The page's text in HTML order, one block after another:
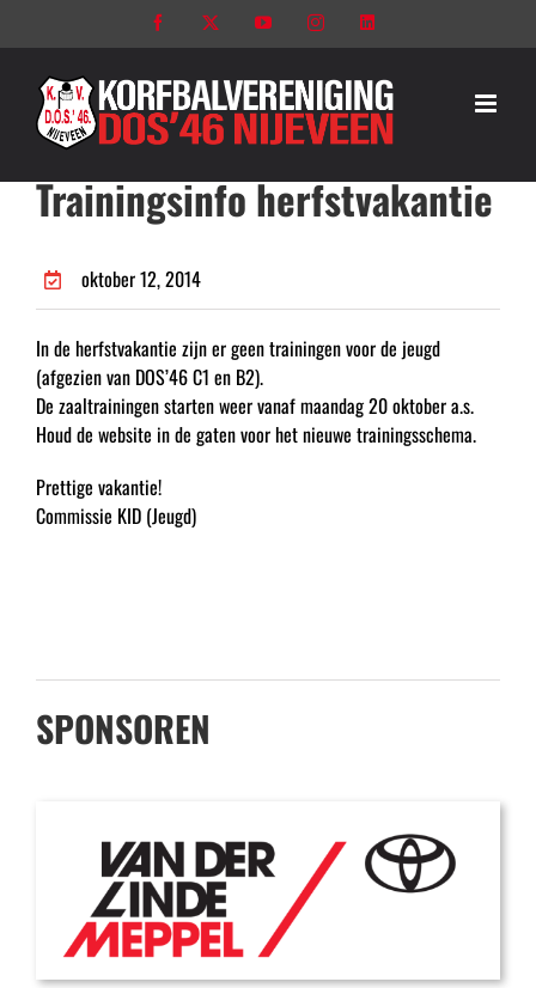
naar
Facebook YouTubeInstagram
Trainingsinfo herfstvakantie
oktober 12, 2014
In de herfstvakantie zijn er geen trainingen voor de jeugd
(afgezien van DOS’46 C1 en B2).
De zaaltrainingen starten weer vanaf maandag 20 oktober a.s.
Houd de website in de gaten voor het nieuwe trainingsschema.
Prettige vakantie!
Commissie KID (Jeugd)
SPONSOREN